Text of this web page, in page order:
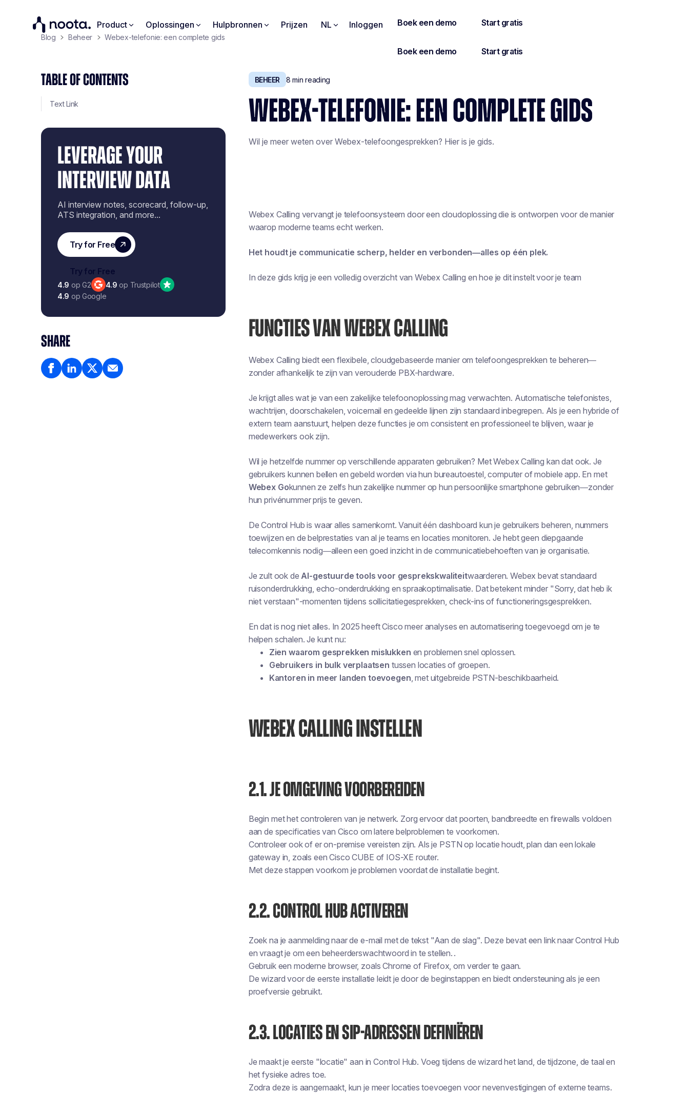
Product Oplossingen Hulpbronnen Prijzen NL Inloggen
Blog Beheer Webex-telefonie: een complete gids
TABLE OF CONTENTS
Text Link
LEVERAGE YOUR
INTERVIEW DATA
AI interview notes, scorecard, follow-up,
ATS integration, and more...
4.9 op G2 4.9 op Trustpilot
4.9 op Google
SHARE
BEHEER 8 min reading
WEBEX-TELEFONIE: EEN COMPLETE GIDS
Wil je meer weten over Webex-telefoongesprekken? Hier is je gids.
Webex Calling vervangt je telefoonsysteem door een cloudoplossing die is ontworpen voor de manier
waarop moderne teams echt werken.
Het houdt je communicatie scherp, helder en verbonden—alles op één plek.
In deze gids krijg je een volledig overzicht van Webex Calling en hoe je dit instelt voor je team
FUNCTIES VAN WEBEX CALLING
Webex Calling biedt een flexibele, cloudgebaseerde manier om telefoongesprekken te beheren—
zonder afhankelijk te zijn van verouderde PBX-hardware.
Je krijgt alles wat je van een zakelijke telefoonoplossing mag verwachten. Automatische telefonistes,
wachtrijen, doorschakelen, voicemail en gedeelde lijnen zijn standaard inbegrepen. Als je een hybride of
extern team aanstuurt, helpen deze functies je om consistent en professioneel te blijven, waar je
medewerkers ook zijn.
Wil je hetzelfde nummer op verschillende apparaten gebruiken? Met Webex Calling kan dat ook. Je
gebruikers kunnen bellen en gebeld worden via hun bureautoestel, computer of mobiele app. En met
Webex Gokunnen ze zelfs hun zakelijke nummer op hun persoonlijke smartphone gebruiken—zonder
hun privénummer prijs te geven.
De Control Hub is waar alles samenkomt. Vanuit één dashboard kun je gebruikers beheren, nummers
toewijzen en de belprestaties van al je teams en locaties monitoren. Je hebt geen diepgaande
telecomkennis nodig—alleen een goed inzicht in de communicatiebehoeften van je organisatie.
Je zult ook deAI-gestuurde tools voor gesprekskwaliteitwaarderen. Webex bevat standaard
ruisonderdrukking, echo-onderdrukking en spraakoptimalisatie. Dat betekent minder "Sorry, dat heb ik
niet verstaan"-momenten tijdens sollicitatiegesprekken, check-ins of functioneringsgesprekken.
En dat is nog niet alles. In 2025 heeft Cisco meer analyses en automatisering toegevoegd om je te
helpen schalen. Je kunt nu:
Zien waarom gesprekken mislukken en problemen snel oplossen.
Gebruikers in bulk verplaatsen tussen locaties of groepen.
Kantoren in meer landen toevoegen, met uitgebreide PSTN-beschikbaarheid.
WEBEX CALLING INSTELLEN
2.1. JE OMGEVING VOORBEREIDEN
Begin met het controleren van je netwerk. Zorg ervoor dat poorten, bandbreedte en firewalls voldoen
aan de specificaties van Cisco om latere belproblemen te voorkomen.
Controleer ook of er on-premise vereisten zijn. Als je PSTN op locatie houdt, plan dan een lokale
gateway in, zoals een Cisco CUBE of IOS-XE router.
Met deze stappen voorkom je problemen voordat de installatie begint.
2.2. CONTROL HUB ACTIVEREN
Zoek na je aanmelding naar de e-mail met de tekst "Aan de slag". Deze bevat een link naar Control Hub
en vraagt je om een beheerderswachtwoord in te stellen. .
Gebruik een moderne browser, zoals Chrome of Firefox, om verder te gaan.
De wizard voor de eerste installatie leidt je door de beginstappen en biedt ondersteuning als je een
proefversie gebruikt.
2.3. LOCATIES EN SIP-ADRESSEN DEFINIËREN
Je maakt je eerste "locatie" aan in Control Hub. Voeg tijdens de wizard het land, de tijdzone, de taal en
het fysieke adres toe.
Zodra deze is aangemaakt, kun je meer locaties toevoegen voor nevenvestigingen of externe teams.